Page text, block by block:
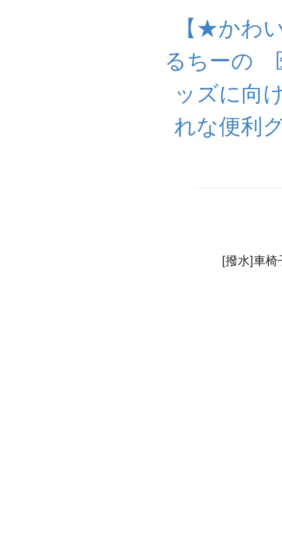
【★かわ
るちーの
ッズに向
れな便利
[撥水]車